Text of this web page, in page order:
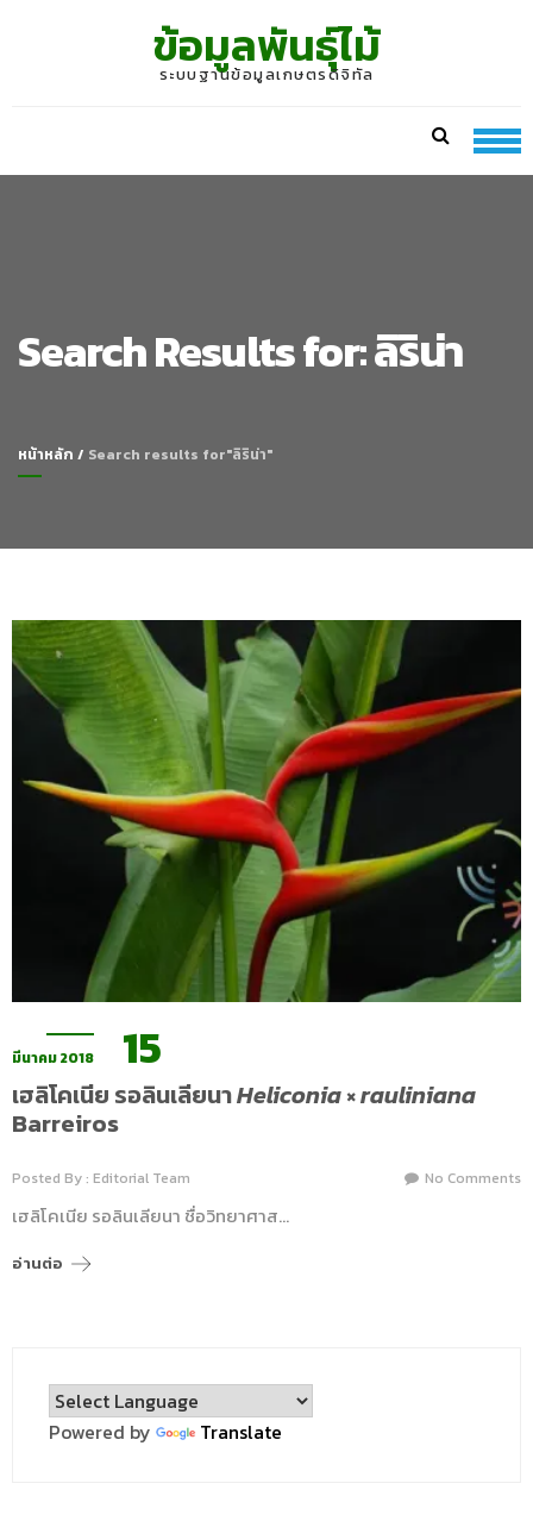
ข้อมูลพันธุ์ไม้
ระบบฐานข้อมูลเกษตรดิจิทัล
Search Results for:ลิริน่า
หน้าหลัก / Search results for"ลิริน่า"
มีนาคม 2018 15
เฮลิโคเนีย รอลินเลียนาHeliconia×rauliniana
Barreiros
Posted By : Editorial Team No Comments
เฮลิโคเนีย รอลินเลียนา ชื่อวิทยาศาส…
อ่านต่อ
Powered by Translate